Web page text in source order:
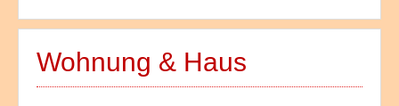
Wohnung & Haus